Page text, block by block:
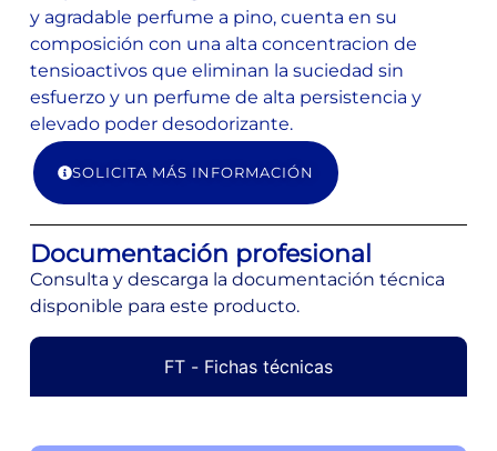
y agradable perfume a pino, cuenta en su
composición con una alta concentracion de
tensioactivos que eliminan la suciedad sin
esfuerzo y un perfume de alta persistencia y
elevado poder desodorizante.
SOLICITA MÁS INFORMACIÓN
Documentación profesional
Consulta y descarga la documentación técnica
disponible para este producto.
FT - Fichas técnicas